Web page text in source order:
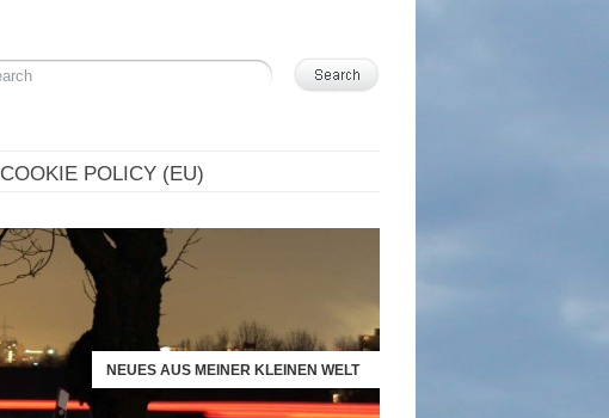
COOKIE POLICY (EU)
NEUES AUS MEINER KLEINEN WELT